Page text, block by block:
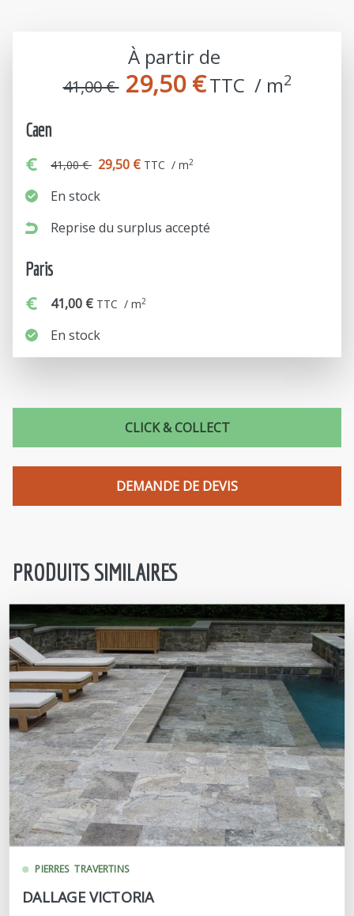
À partir de
41,00 € 29,50 €TTC  / m2
Caen
41,00 € 29,50 € TTC / m2
En stock
Reprise du surplus accepté
Paris
41,00 € TTC / m2
En stock
CLICK & COLLECT
DEMANDE DE DEVIS
PRODUITS SIMILAIRES
PIERRES TRAVERTINS
DALLAGE VICTORIA